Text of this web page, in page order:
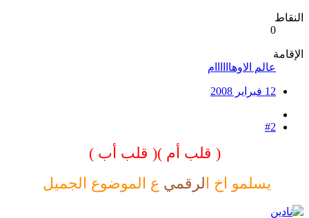
النقاط
0
الإقامة
عالم الاوهاااااام
12 فبراير 2008
#2
( قلب أم )( قلب أب )
يسلمو اخ الرقمي ع الموضوع الجميل